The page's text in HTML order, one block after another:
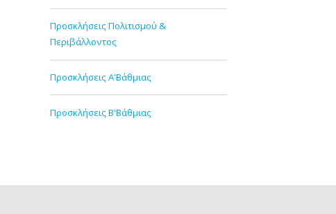
Προσκλήσεις Πολιτισμού &
Περιβάλλοντος
Προσκλήσεις Α'Βάθμιας
Προσκλήσεις Β'Βάθμιας